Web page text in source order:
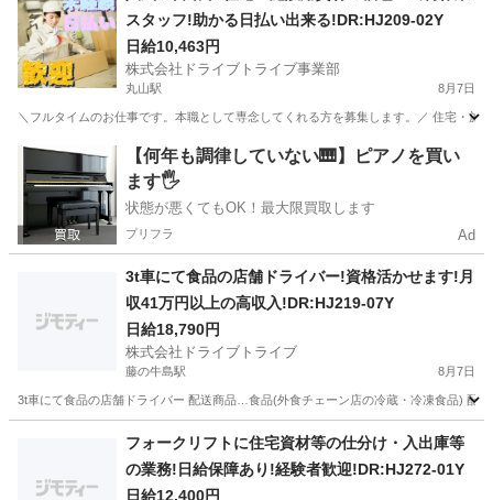
スタッフ!助かる日払い出来る!DR:HJ209-02Y
日給10,463円
株式会社ドライブトライブ事業部
丸山駅 8月7日
＼フルタイムのお仕事です。本職として専念してくれる方を募集します。／ 住宅・
埼玉 上尾市 丸山駅 ドライバー スタッフ
【何年も調律していない🎹】ピアノを買い
ます🖐️
状態が悪くてもOK！最大限買取します
プリフラ Ad
3t車にて食品の店舗ドライバー!資格活かせます!月
収41万円以上の高収入!DR:HJ219-07Y
日給18,790円
株式会社ドライブトライブ
藤の牛島駅 8月7日
3t車にて食品の店舗ドライバー 配送商品…食品(外食チェーン店の冷蔵・冷凍食品)
藤の牛島駅 ドライバー 番号
フォークリフトに住宅資材等の仕分け・入出庫等
の業務!日給保障あり!経験者歓迎!DR:HJ272-01Y
日給12,400円